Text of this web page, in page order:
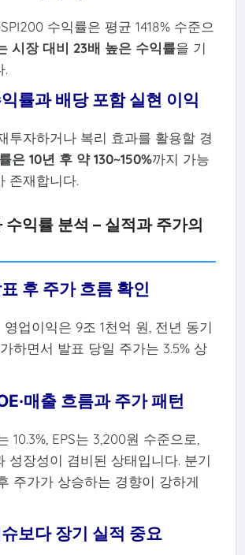
수익률은 평균 1418% 수준으
시장 대비 23배 높은 수익률을 기
.
률과 배당 포함 실현 이익
투자하거나 복리 효과를 활용할 경
은 10년 후 약 130~150%까지 가능
존재합니다.
수익률 분석 – 실적과 주가의
후 주가 흐름 확인
영업이익은 9조 1천억 원, 전년 동기
하면서 발표 당일 주가는 3.5% 상
매출 흐름과 주가 패턴
10.3%, EPS는 3,200원 수준으로,
성장성이 겸비된 상태입니다. 분기
주가가 상승하는 경향이 강하게
보다 장기 실적 중요